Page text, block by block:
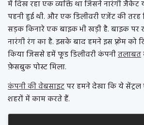
में दिख रहा एक व्यक्ति था जिसने नारंगी जैकेट
पहनी हुई थी. और एक डिलीवरी एजेंट की तरह
सड़क किनारे एक बाइक भी खड़ी है. बाइक पर
नारंगी रंग का है. इसके बाद हमने इस फ़्रेम को
किया जिससे हमें फूड डिलीवरी कंपनीतलाबत
फ़ेसबुक पोस्ट मिला.
कंपनी की वेबसाइटपर हमने देखा कि ये सेंट्रल
शहरों में काम करते हैं.